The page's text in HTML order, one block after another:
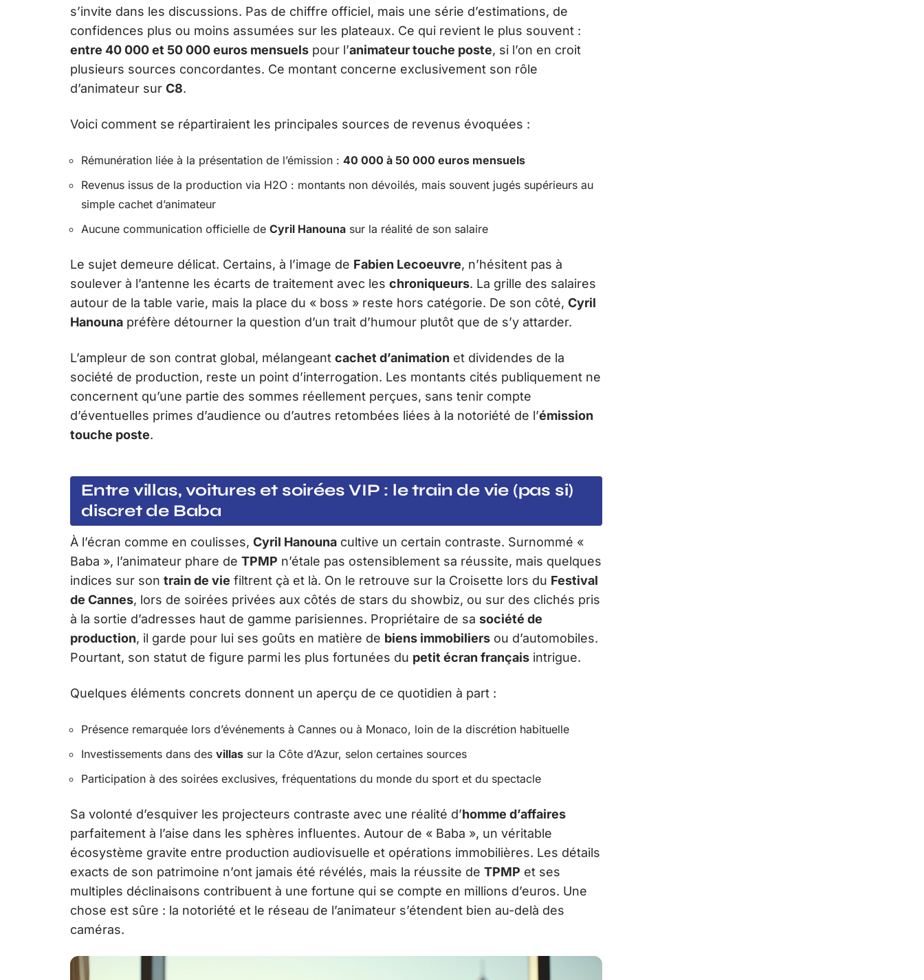
s’invite dans les discussions. Pas de chiffre officiel, mais une série d’estimations, de
confidences plus ou moins assumées sur les plateaux. Ce qui revient le plus souvent :
entre 40 000 et 50 000 euros mensuels pour l’animateur touche poste, si l’on en croit
plusieurs sources concordantes. Ce montant concerne exclusivement son rôle
d’animateur sur C8.
Voici comment se répartiraient les principales sources de revenus évoquées :
Rémunération liée à la présentation de l’émission : 40 000 à 50 000 euros mensuels
Revenus issus de la production via H2O : montants non dévoilés, mais souvent jugés supérieurs au
simple cachet d’animateur
Aucune communication officielle de Cyril Hanouna sur la réalité de son salaire
Le sujet demeure délicat. Certains, à l’image de Fabien Lecoeuvre, n’hésitent pas à
soulever à l’antenne les écarts de traitement avec les chroniqueurs. La grille des salaires
autour de la table varie, mais la place du « boss » reste hors catégorie. De son côté, Cyril
Hanouna préfère détourner la question d’un trait d’humour plutôt que de s’y attarder.
L’ampleur de son contrat global, mélangeant cachet d’animation et dividendes de la
société de production, reste un point d’interrogation. Les montants cités publiquement ne
concernent qu’une partie des sommes réellement perçues, sans tenir compte
d’éventuelles primes d’audience ou d’autres retombées liées à la notoriété de l’émission
touche poste.
Entre villas, voitures et soirées VIP : le train de vie (pas si)
discret de Baba
À l’écran comme en coulisses, Cyril Hanouna cultive un certain contraste. Surnommé «
Baba », l’animateur phare de TPMP n’étale pas ostensiblement sa réussite, mais quelques
indices sur son train de vie filtrent çà et là. On le retrouve sur la Croisette lors du Festival
de Cannes, lors de soirées privées aux côtés de stars du showbiz, ou sur des clichés pris
à la sortie d’adresses haut de gamme parisiennes. Propriétaire de sa société de
production, il garde pour lui ses goûts en matière de biens immobiliers ou d’automobiles.
Pourtant, son statut de figure parmi les plus fortunées du petit écran français intrigue.
Quelques éléments concrets donnent un aperçu de ce quotidien à part :
Présence remarquée lors d’événements à Cannes ou à Monaco, loin de la discrétion habituelle
Investissements dans des villas sur la Côte d’Azur, selon certaines sources
Participation à des soirées exclusives, fréquentations du monde du sport et du spectacle
Sa volonté d’esquiver les projecteurs contraste avec une réalité d’homme d’affaires
parfaitement à l’aise dans les sphères influentes. Autour de « Baba », un véritable
écosystème gravite entre production audiovisuelle et opérations immobilières. Les détails
exacts de son patrimoine n’ont jamais été révélés, mais la réussite de TPMP et ses
multiples déclinaisons contribuent à une fortune qui se compte en millions d’euros. Une
chose est sûre : la notoriété et le réseau de l’animateur s’étendent bien au-delà des
caméras.